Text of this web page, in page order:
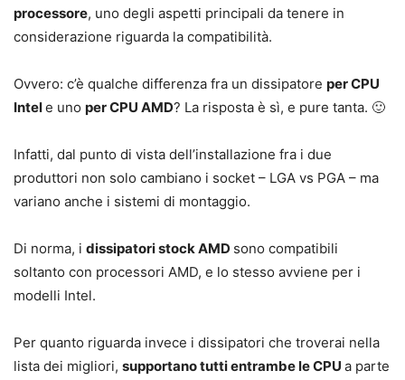
processore, uno degli aspetti principali da tenere in
considerazione riguarda la compatibilità.
Ovvero: c’è qualche differenza fra un dissipatore per CPU
Intele uno per CPU AMD? La risposta è sì, e pure tanta. 🙂
Infatti, dal punto di vista dell’installazione fra i due
produttori non solo cambiano i socket – LGA vs PGA – ma
variano anche i sistemi di montaggio.
Di norma, i dissipatori stock AMD sono compatibili
soltanto con processori AMD, e lo stesso avviene per i
modelli Intel.
Per quanto riguarda invece i dissipatori che troverai nella
lista dei migliori, supportano tutti entrambe le CPU a parte